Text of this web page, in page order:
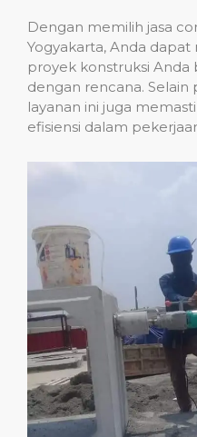
Dengan memilih jasa
Yogyakarta, Anda
proyek konstruksi Anda
dengan rencana. Selain
layanan ini juga
efisiensi dalam